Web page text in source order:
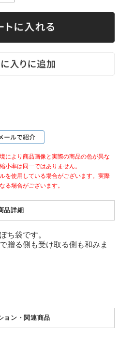
により商品画像と実際の商品の色が異な
小率は同一ではありません。
を使用している場合がございます。実際
る場合がございます。
品詳細
ち袋です。
贈る側も受け取る側も和みま
ョン・関連商品